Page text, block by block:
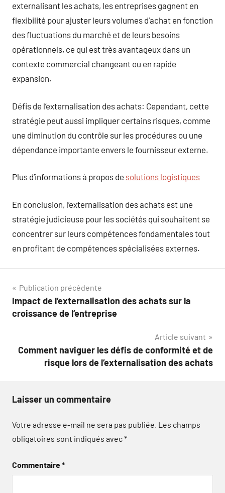
externalisant les achats, les entreprises gagnent en
flexibilité pour ajuster leurs volumes d’achat en fonction
des fluctuations du marché et de leurs besoins
opérationnels, ce qui est très avantageux dans un
contexte commercial changeant ou en rapide
expansion.
Défis de l’externalisation des achats: Cependant, cette
stratégie peut aussi impliquer certains risques, comme
une diminution du contrôle sur les procédures ou une
dépendance importante envers le fournisseur externe.
Plus d’informations à propos de solutions logistiques
En conclusion, l’externalisation des achats est une
stratégie judicieuse pour les sociétés qui souhaitent se
concentrer sur leurs compétences fondamentales tout
en profitant de compétences spécialisées externes.
Navigation
de
Publication précédente
Impact de l’externalisation des achats sur la
croissance de l’entreprise
Article suivant
Comment naviguer les défis de conformité et de
risque lors de l’externalisation des achats
Laisser un commentaire
Votre adresse e-mail ne sera pas publiée. Les champs
obligatoires sont indiqués avec*
Commentaire*